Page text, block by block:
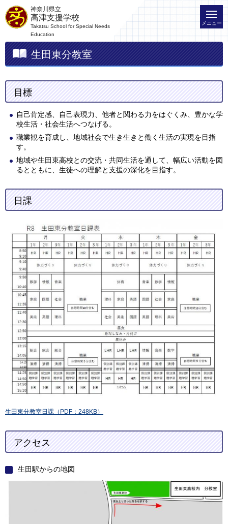
神奈川県立
高津支援学校
Takatsu School for Special Needs
Education
メニュー
生田東分教室
目標
自己肯定感、自己表現力、他者と関わる力をはぐくみ、豊かな学
校生活・社会生活へつなげる。
職業観を育成し、地域社会で生き生きと働く生活の実現を目指
す。
地域や生田東高校との交流・共同生活を通して、幅広い活動を図
るとともに、生徒への理解と支援の深化を目指す。
日課
生田東分教室日課 （PDF：248KB）
アクセス
生田駅からの地図